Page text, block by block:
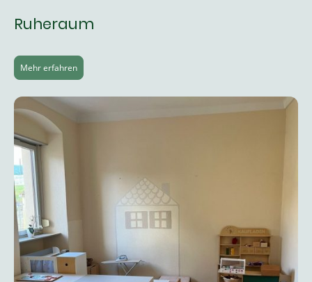
Ruheraum
Mehr erfahren